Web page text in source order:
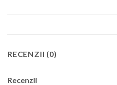
RECENZII (0)
Recenzii